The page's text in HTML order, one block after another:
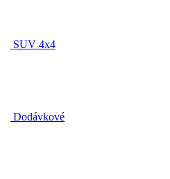
SUV 4x4
Dodávkové